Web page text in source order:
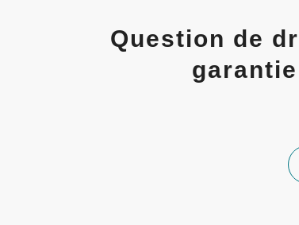
Question de